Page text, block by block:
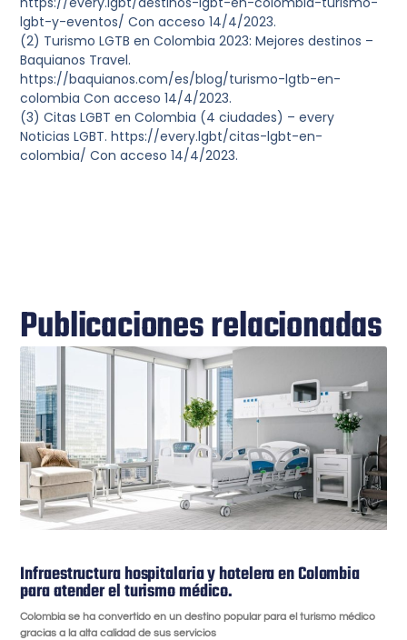
lgbt-y-eventos/ Con acceso 14/4/2023.
(2) Turismo LGTB en Colombia 2023: Mejores destinos –
Baquianos Travel.
https://baquianos.com/es/blog/turismo-lgtb-en-
colombia Con acceso 14/4/2023.
(3) Citas LGBT en Colombia (4 ciudades) – every
Noticias LGBT. https://every.lgbt/citas-lgbt-en-
colombia/ Con acceso 14/4/2023.
Publicaciones relacionadas
Infraestructura hospitalaria y hotelera en Colombia
para atender el turismo médico.
Colombia se ha convertido en un destino popular para el turismo médico
gracias a la alta calidad de sus servicios